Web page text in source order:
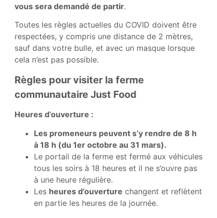
vous sera demandé de partir.
Toutes les règles actuelles du COVID doivent être
respectées, y compris une distance de 2 mètres,
sauf dans votre bulle, et avec un masque lorsque
cela n’est pas possible.
Règles pour visiter la ferme
communautaire Just Food
Heures d’ouverture :
Les promeneurs peuvent s’y rendre de 8 h
à 18 h (du 1er octobre au 31 mars).
Le portail de la ferme est fermé aux véhicules
tous les soirs à 18 heures et il ne s’ouvre pas
à une heure régulière.
Les heures d’ouverture changent et reflètent
en partie les heures de la journée.